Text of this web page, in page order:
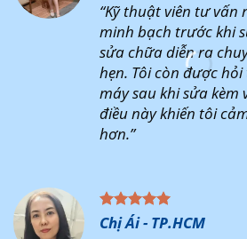
“Kỹ thuật viên tư vấn
minh bạch trước khi
sửa chữa diễn ra
hẹn. Tôi còn được
máy sau khi sửa kèm
điều này khiến tôi
hơn.”
Chị Ái - TP.HCM